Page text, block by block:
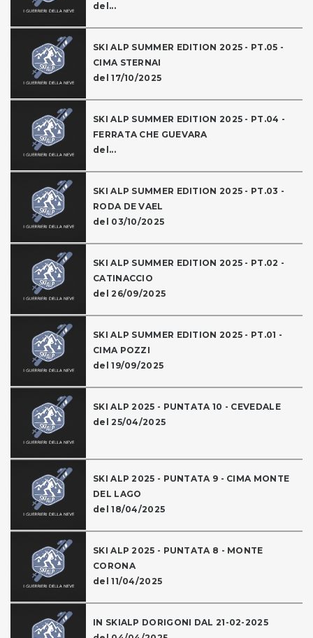
del...
SKI ALP SUMMER EDITION 2025 - PT.05 -
CIMA STERNAI
del 17/10/2025
SKI ALP SUMMER EDITION 2025 - PT.04 -
FERRATA CHE GUEVARA
del...
SKI ALP SUMMER EDITION 2025 - PT.03 -
RODA DE VAEL
del 03/10/2025
SKI ALP SUMMER EDITION 2025 - PT.02 -
CATINACCIO
del 26/09/2025
SKI ALP SUMMER EDITION 2025 - PT.01 -
CIMA POZZI
del 19/09/2025
SKI ALP 2025 - PUNTATA 10 - CEVEDALE
del 25/04/2025
SKI ALP 2025 - PUNTATA 9 - CIMA MONTE
DEL LAGO
del 18/04/2025
SKI ALP 2025 - PUNTATA 8 - MONTE
CORONA
del 11/04/2025
IN SKIALP DORIGONI DAL 21-02-2025